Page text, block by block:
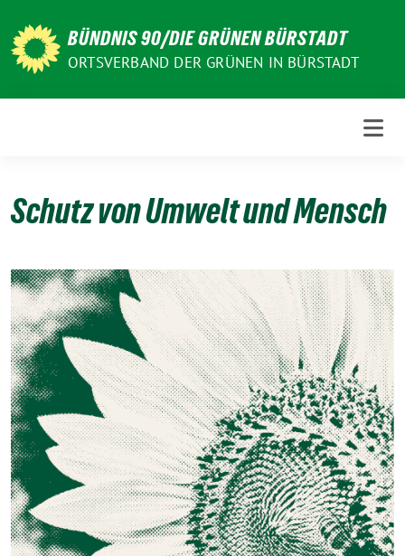
zum
Inhalt
BÜNDNIS 90/DIE GRÜNEN BÜRSTADT
ORTSVERBAND DER GRÜNEN IN BÜRSTADT
Schutz von Umwelt und Mensch